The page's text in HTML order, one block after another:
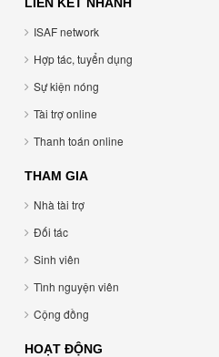
ISAF network
Hợp tác, tuyển dụng
Sự kiện nóng
Tài trợ online
Thanh toán online
THAM GIA
Nhà tài trợ
Đối tác
Sinh viên
Tình nguyện viên
Cộng đồng
HOẠT ĐỘNG